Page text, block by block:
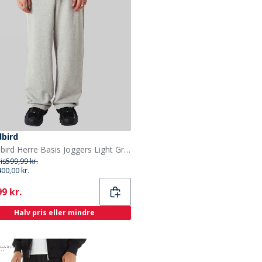
Woodbird Herre Basis Joggers Light Grey Melange
599,99 kr.
kr.
kr.
Halv pris eller mindre